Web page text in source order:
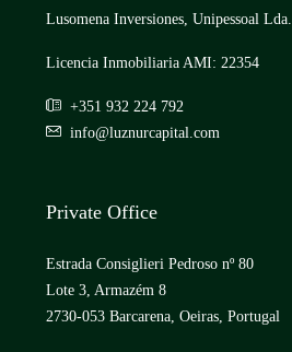
Lusomena Inversiones, Unipessoal Lda.
Licencia Inmobiliaria AMI: 22354
+351 932 224 792
info@luznurcapital.com
Private Office
Estrada Consiglieri Pedroso nº 80
Lote 3, Armazém 8
2730-053 Barcarena, Oeiras, Portugal